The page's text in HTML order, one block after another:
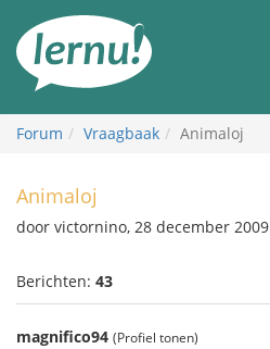
inhoud
Forum Vraagbaak Animaloj
Animaloj
door victornino, 28 december 2009
Berichten: 43
magnifico94 (Profiel tonen)